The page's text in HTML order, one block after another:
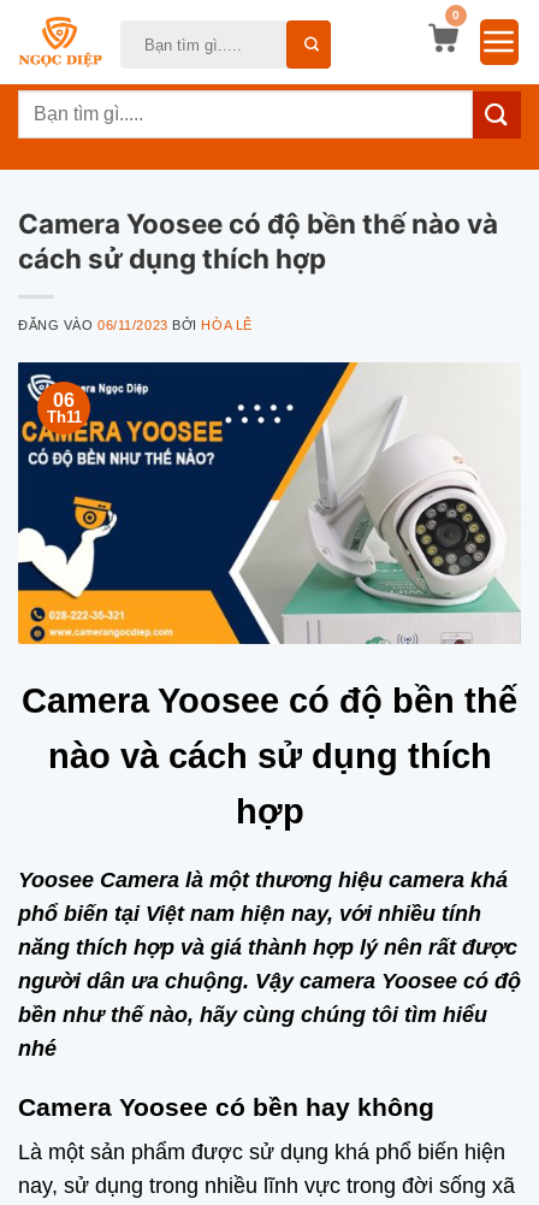
dung
0
Tìm
Camera Yoosee có độ bền thế nào và
cách sử dụng thích hợp
ĐĂNG VÀO06/11/2023 BỞIHÒA LÊ
06
Th11
Camera Yoosee có độ bền thế
nào và cách sử dụng thích
hợp
Yoosee Camera là một thương hiệu camera khá
phổ biến tại Việt nam hiện nay, với nhiều tính
năng thích hợp và giá thành hợp lý nên rất được
người dân ưa chuộng. Vậy camera Yoosee có độ
bền như thế nào, hãy cùng chúng tôi tìm hiểu
nhé
Camera Yoosee có bền hay không
Là một sản phẩm được sử dụng khá phổ biến hiện
nay, sử dụng trong nhiều lĩnh vực trong đời sống xã